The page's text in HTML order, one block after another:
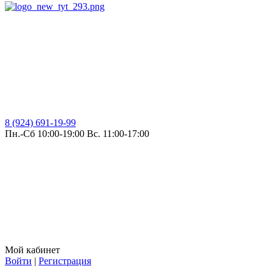
8 (924) 691-19-99
Пн.-Сб 10:00-19:00 Вс. 11:00-17:00
Мой кабинет
Войти | Регистрация